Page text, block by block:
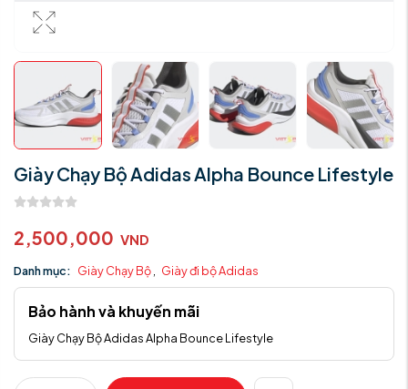
Giày Chạy Bộ Adidas Alpha Bounce Lifestyle
2,500,000 VND
Danh mục: Giày Chạy Bộ, Giày đi bộ Adidas
Bảo hành và khuyến mãi
Giày Chạy Bộ Adidas Alpha Bounce Lifestyle